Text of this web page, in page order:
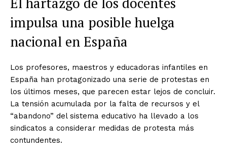
impulsa una posible huelga
nacional en España
Los profesores, maestros y educadoras infantiles en
España han protagonizado una serie de protestas en
los últimos meses, que parecen estar lejos de concluir.
La tensión acumulada por la falta de recursos y el
“abandono” del sistema educativo ha llevado a los
sindicatos a considerar medidas de protesta más
contundentes.